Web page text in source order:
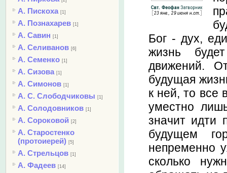
А. Пискоха [1]
А. Познахарев [1]
А. Савин [1]
А. Селиванов [6]
А. Семенко [1]
А. Сизова [1]
А. Симонов [1]
А. С. Слободчиковы [1]
А. Солодовников [1]
А. Сороковой [2]
А. Старостенко
(протоиерей) [5]
А. Стрельцов [1]
А. Фадеев [14]
Бог - дух,
жизнь
движений.
будущая
к ней, то все
уместно
значит идти
будущем
непременно
сколько